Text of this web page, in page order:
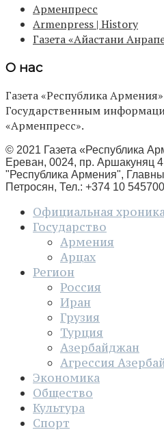
Арменпресс
Armenpress | History
Газета «Айастани
О нас
Газета «Республика
Государственным
«Арменпресс».
© 2021 Газета «Республика
Ереван, 0024, пр. Аршакуняц
"Республика Армения",
Петросян, Тел.: +374 10
Официальная
Государство
Армения
Арцах
Регион
Россия
Иран
Грузия
Турция
Азербайджан
Агрессия
Экономика
Общество
Культура
Спорт